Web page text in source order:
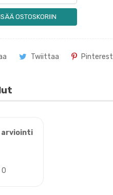
OSTOSKORIIN
Twiittaa Pinterest
arviointi
0